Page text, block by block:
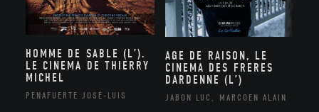
HOMME DE SABLE (L’).
LE CINEMA DE THIERRY
MICHEL
PENAFUERTE JOSÉ-LUIS
AGE DE RAISON, LE
CINEMA DES FRERES
DARDENNE (L’)
JABON LUC, MARCOEN ALAIN